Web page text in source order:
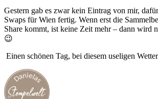
Gestern gab es zwar kein Eintrag von mir,
Swaps für Wien fertig. Wenn erst die
Share kommt, ist keine Zeit mehr – dann wird
😉
Einen schönen Tag, bei diesem useligen